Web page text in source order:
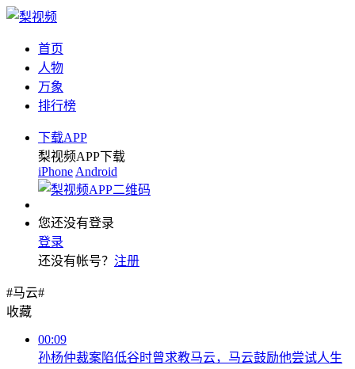
首页
人物
万象
排行榜
下载APP
梨视频APP下载
iPhone Android
您还没有登录
登录
还没有帐号？ 注册
#马云#
收藏
00:09
孙杨仲裁案陷低谷时曾求教马云，马云鼓励他尝试人生